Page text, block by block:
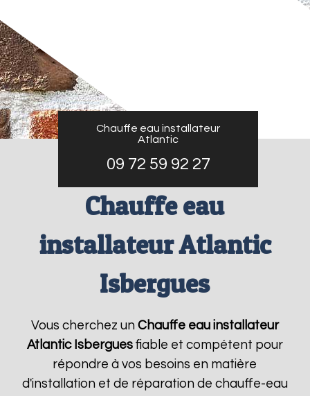
Chauffe eau installateur
Atlantic
09 72 59 92 27
Chauffe eau
installateur Atlantic
Isbergues
Vous cherchez un Chauffe eau installateur
Atlantic Isberguesfiable et compétent pour
répondre à vos besoins en matière
d'installation et de réparation de chauffe-eau